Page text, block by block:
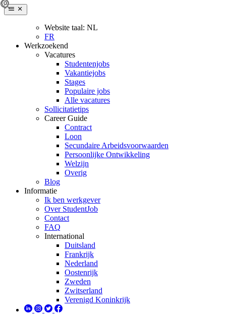
Website taal: NL
FR
Werkzoekend
Vacatures
Studentenjobs
Vakantiejobs
Stages
Populaire jobs
Alle vacatures
Sollicitatietips
Career Guide
Contract
Loon
Secundaire Arbeidsvoorwaarden
Persoonlijke Ontwikkeling
Welzijn
Overig
Blog
Informatie
Ik ben werkgever
Over StudentJob
Contact
FAQ
International
Duitsland
Frankrijk
Nederland
Oostenrijk
Zweden
Zwitserland
Verenigd Koninkrijk